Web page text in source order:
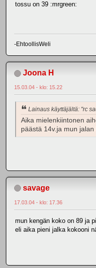
tossu on 39 :mrgreen:
-EhtoollisWeli
Joona H
15.03.04 - klo: 15.22
Lainaus käyttäjältä: "rc
Aika mielenkiintonen
päästä 14v.ja mun
savage
17.03.04 - klo: 17.36
mun kengän koko on 89 ja
eli aika pieni jalka kokooni